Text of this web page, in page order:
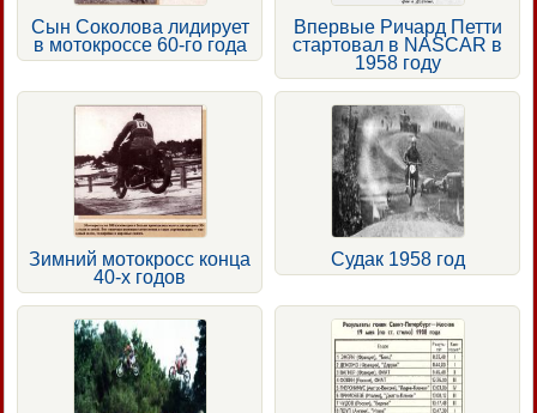
Сын Соколова лидирует
в мотокроссе 60-го года
Впервые Ричард Петти
стартовал в NASCAR в
1958 году
Зимний мотокросс конца
40-х годов
Судак 1958 год